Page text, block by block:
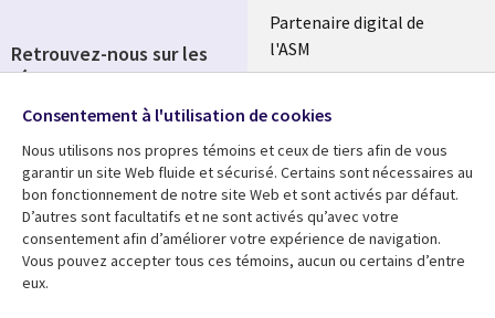
Partenaire digital de
l'ASM
Fusions
Ressources
Library
Links
Articles
Blog
Support
Legal
Accessibilité
Retrouvez-nous sur les
réseaux
Social
Media
FRANCE
Consentement à l'utilisation de cookies
Nous utilisons nos propres témoins et ceux de tiers afin de vous
garantir un site Web fluide et sécurisé. Certains sont nécessaires au
bon fonctionnement de notre site Web et sont activés par défaut.
D’autres sont facultatifs et ne sont activés qu’avec votre
consentement afin d’améliorer votre expérience de navigation.
Vous pouvez accepter tous ces témoins, aucun ou certains d’entre
eux.